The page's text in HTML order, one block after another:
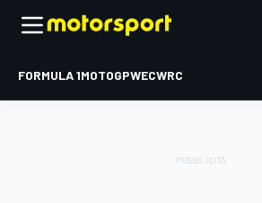
FORMULA 1MOTOGPWECWRC